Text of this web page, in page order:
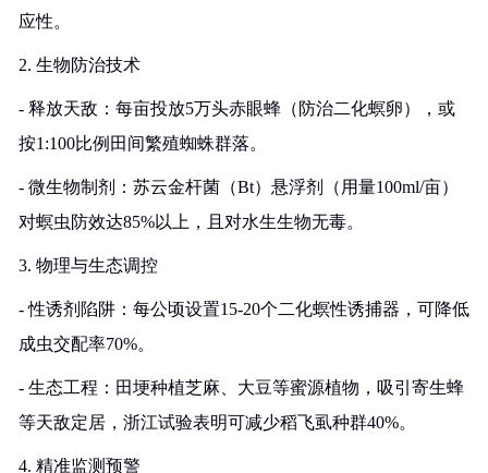
应性。
2. 生物防治技术
- 释放天敌：每亩投放5万头赤眼蜂（防治二化螟卵），或
按1:100比例田间繁殖蜘蛛群落。
- 微生物制剂：苏云金杆菌（Bt）悬浮剂（用量100ml/亩）
对螟虫防效达85%以上，且对水生生物无毒。
3. 物理与生态调控
- 性诱剂陷阱：每公顷设置15-20个二化螟性诱捕器，可降低
成虫交配率70%。
- 生态工程：田埂种植芝麻、大豆等蜜源植物，吸引寄生蜂
等天敌定居，浙江试验表明可减少稻飞虱种群40%。
4. 精准监测预警